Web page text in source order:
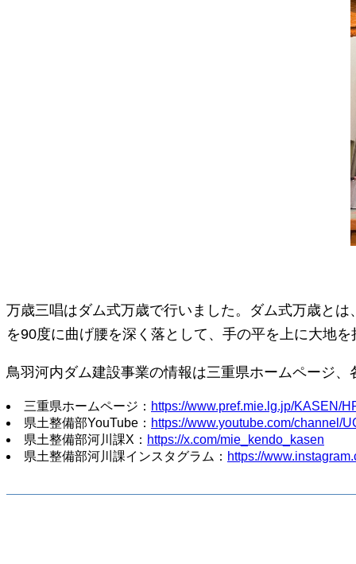
万歳三唱はダム式万歳で行いました。ダム式万歳と
を90度に曲げ腰を深く落として、手の平を上に大地
鳥羽河内ダム建設事業の情報は三重県ホームページ
三重県ホームページ： https://www.pref.mie.lg.jp/KASEN/
県土整備部YouTube： https://www.youtube.com/channel/
県土整備部河川課X： https://x.com/mie_kendo_kasen
県土整備部河川課インスタグラム： https://